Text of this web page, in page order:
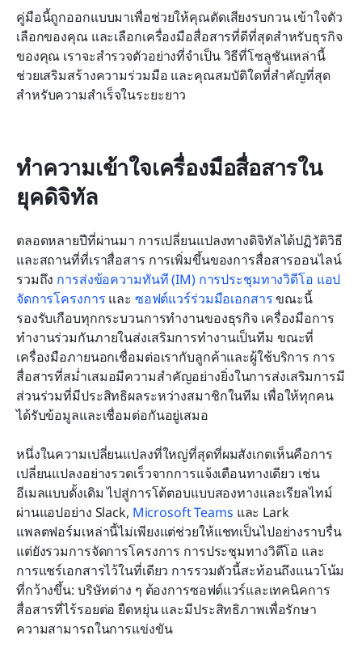
คู่มือนี้ถูกออกแบบมาเพื่อช่วยให้คุณตัดเสียงรบกวน เข้าใจตัว
เลือกของคุณ และเลือกเครื่องมือสื่อสารที่ดีที่สุดสำหรับธุรกิจ
ของคุณ เราจะสำรวจตัวอย่างที่จำเป็น วิธีที่โซลูชันเหล่านี้
ช่วยเสริมสร้างความร่วมมือ และคุณสมบัติใดที่สำคัญที่สุด
สำหรับความสำเร็จในระยะยาว
ทำความเข้าใจเครื่องมือสื่อสารใน
ยุคดิจิทัล
ตลอดหลายปีที่ผ่านมา การเปลี่ยนแปลงทางดิจิทัลได้ปฏิวัติวิธี
และสถานที่ที่เราสื่อสาร การเพิ่มขึ้นของการสื่อสารออนไลน์
รวมถึง การส่งข้อความทันที (IM) การประชุมทางวิดีโอ แอป
จัดการโครงการ และ ซอฟต์แวร์ร่วมมือเอกสาร ขณะนี้
รองรับเกือบทุกกระบวนการทำงานของธุรกิจ เครื่องมือการ
ทำงานร่วมกันภายในส่งเสริมการทำงานเป็นทีม ขณะที่
เครื่องมือภายนอกเชื่อมต่อเรากับลูกค้าและผู้ใช้บริการ การ
สื่อสารที่สม่ำเสมอมีความสำคัญอย่างยิ่งในการส่งเสริมการมี
ส่วนร่วมที่มีประสิทธิผลระหว่างสมาชิกในทีม เพื่อให้ทุกคน
ได้รับข้อมูลและเชื่อมต่อกันอยู่เสมอ
หนึ่งในความเปลี่ยนแปลงที่ใหญ่ที่สุดที่ผมสังเกตเห็นคือการ
เปลี่ยนแปลงอย่างรวดเร็วจากการแจ้งเตือนทางเดียว เช่น
อีเมลแบบดั้งเดิม ไปสู่การโต้ตอบแบบสองทางและเรียลไทม์
ผ่านแอปอย่าง Slack, Microsoft Teams และ Lark
แพลตฟอร์มเหล่านี้ไม่เพียงแต่ช่วยให้แชทเป็นไปอย่างราบรื่น
แต่ยังรวมการจัดการโครงการ การประชุมทางวิดีโอ และ
การแชร์เอกสารไว้ในที่เดียว การรวมตัวนี้สะท้อนถึงแนวโน้ม
ที่กว้างขึ้น: บริษัทต่าง ๆ ต้องการซอฟต์แวร์และเทคนิคการ
สื่อสารที่ไร้รอยต่อ ยืดหยุ่น และมีประสิทธิภาพเพื่อรักษา
ความสามารถในการแข่งขัน
การจัดการอีเมลและแคมเปญ: Lark Mail, Outlook,
Gmail และระบบอัตโนมัติ
วิธีเลือกเครื่องมือที่ดีที่สุดสำหรับบริษัทของคุณ
เครื่องมือสื่อสารสำหรับพนักงานที่ทำงานระยะไกล
ใช้
การเพิ่มการมีส่วนร่วมของพนักงานด้วยเครื่องมือ
การวัดประสิทธิผลของเครื่องมือสื่อสารของคุณ
อนาคตของเครื่องมือสื่อสาร: แนวโน้มและนวัตกรรม
บทสรุป